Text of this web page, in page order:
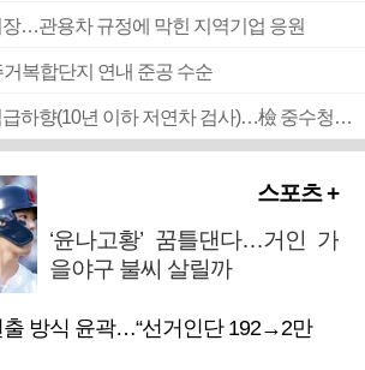
…관용차 규정에 막힌 지역기업 응원
복합단지 연내 준공 수순
■ 검사 신분 버리고 직급하향(10년 이하 저연차 검사)…檢 중수청행 기피
스포츠 +
‘윤나고황’ 꿈틀댄다…거인 가
을야구 불씨 살릴까
방식 윤곽…“선거인단 192→2만